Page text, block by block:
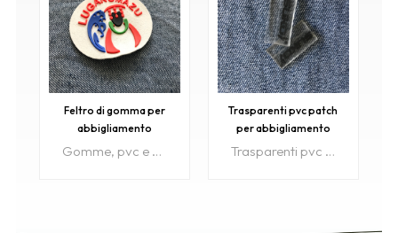
Feltro di gomma per
abbigliamento
Gomme, pvc e silicone sono spesso utilizzati su abbigliamento, merce per auto, portachiavi, imballaggi, calzature, surf e snow sport.
Trasparenti pvc patch
per abbigliamento
Trasparenti pvc patch & nbsp; sono spesso utilizzati su abbigliamento, articoli per auto, portachiavi, imballaggi, calzature, surf e snow sport.